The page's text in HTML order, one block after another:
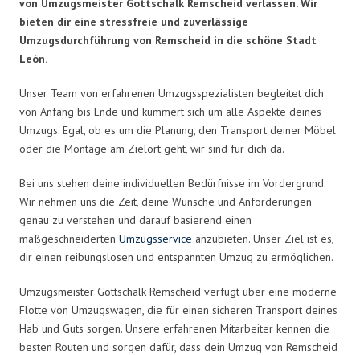
von Umzugsmeister Gottschalk Remscheid verlassen. Wir
bieten dir eine stressfreie und zuverlässige
Umzugsdurchführung von Remscheid in die schöne Stadt
León.
Unser Team von erfahrenen Umzugsspezialisten begleitet dich
von Anfang bis Ende und kümmert sich um alle Aspekte deines
Umzugs. Egal, ob es um die Planung, den Transport deiner Möbel
oder die Montage am Zielort geht, wir sind für dich da.
Bei uns stehen deine individuellen Bedürfnisse im Vordergrund.
Wir nehmen uns die Zeit, deine Wünsche und Anforderungen
genau zu verstehen und darauf basierend einen
maßgeschneiderten Umzugsservice anzubieten. Unser Ziel ist es,
dir einen reibungslosen und entspannten Umzug zu ermöglichen.
Umzugsmeister Gottschalk Remscheid verfügt über eine moderne
Flotte von Umzugswagen, die für einen sicheren Transport deines
Hab und Guts sorgen. Unsere erfahrenen Mitarbeiter kennen die
besten Routen und sorgen dafür, dass dein Umzug von Remscheid